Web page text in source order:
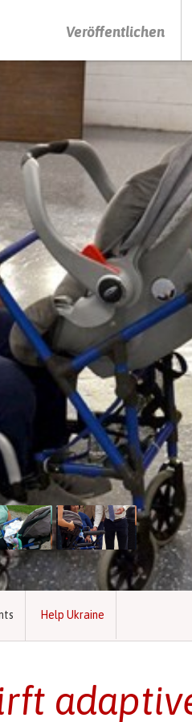
Veröffentlichen
UM DIE SUCHE ZU STARTEN
Help Ukraine